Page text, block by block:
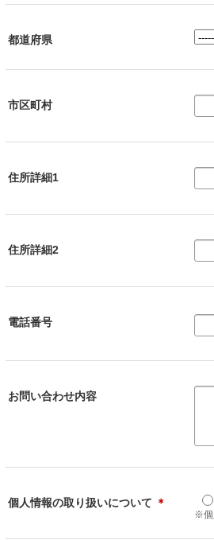
都道府県
市区町村
住所詳細1
住所詳細2
電話番号
お問い合わせ内容
個人情報の取り扱いについて ＊
※個